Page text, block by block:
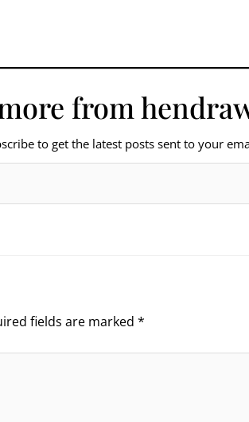
from
to get the latest posts sent to your
fields are marked *